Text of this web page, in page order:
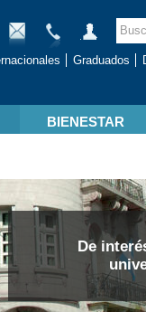
Graduados
BIENESTAR
De